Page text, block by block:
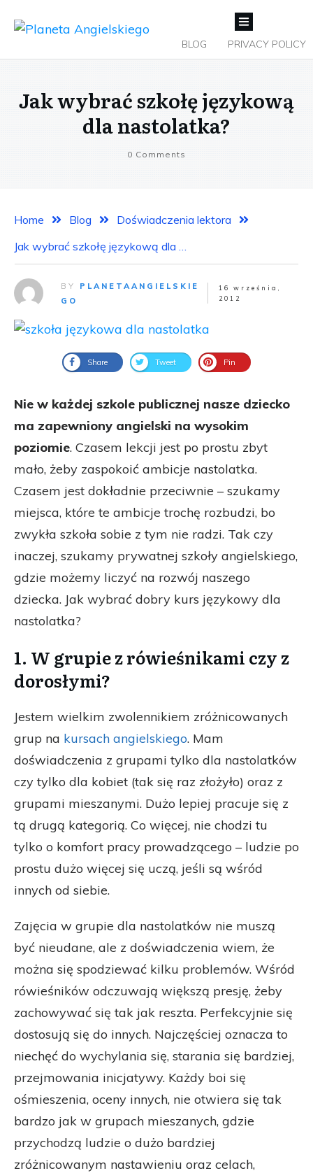
BLOG PRIVACY POLICY
Jak wybrać szkołę językową
dla nastolatka?
0 Comments
Home Blog
Doświadczenia lektora
BY PLANETAANGIELSKIE
GO
16 września,
2012
Share Tweet Pin
Nie w każdej szkole publicznej nasze dziecko
ma zapewniony angielski na wysokim
poziomie. Czasem lekcji jest po prostu zbyt
mało, żeby zaspokoić ambicje nastolatka.
Czasem jest dokładnie przeciwnie – szukamy
miejsca, które te ambicje trochę rozbudzi, bo
zwykła szkoła sobie z tym nie radzi. Tak czy
inaczej, szukamy prywatnej szkoły angielskiego,
gdzie możemy liczyć na rozwój naszego
dziecka. Jak wybrać dobry kurs językowy dla
nastolatka?
1. W grupie z rówieśnikami czy z
dorosłymi?
Jestem wielkim zwolennikiem zróżnicowanych
grup na kursach angielskiego. Mam
doświadczenia z grupami tylko dla nastolatków
czy tylko dla kobiet (tak się raz złożyło) oraz z
grupami mieszanymi. Dużo lepiej pracuje się z
tą drugą kategorią. Co więcej, nie chodzi tu
tylko o komfort pracy prowadzącego – ludzie po
prostu dużo więcej się uczą, jeśli są wśród
innych od siebie.
Zajęcia w grupie dla nastolatków nie muszą
być nieudane, ale z doświadczenia wiem, że
można się spodziewać kilku problemów. Wśród
rówieśników odczuwają większą presję, żeby
zachowywać się tak jak reszta. Perfekcyjnie się
dostosują się do innych. Najczęściej oznacza to
niechęć do wychylania się, starania się bardziej,
przejmowania inicjatywy. Każdy boi się
ośmieszenia, oceny innych, nie otwiera się tak
bardzo jak w grupach mieszanych, gdzie
przychodzą ludzie o dużo bardziej
zróżnicowanym nastawieniu oraz celach,